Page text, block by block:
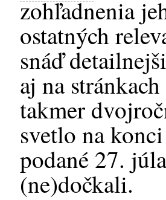
zohľadnenia
ostatných
snáď
aj na
takmer
svetlo na
podané 27.
(ne)dočkali.